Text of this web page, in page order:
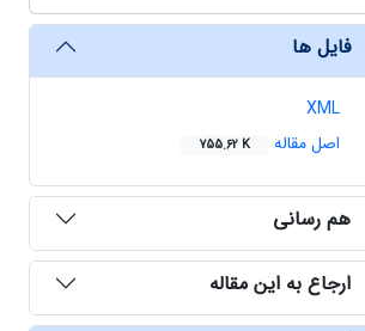
فایل ها
XML
اصل مقاله
755.62 K
هم رسانی
ارجاع به این مقاله